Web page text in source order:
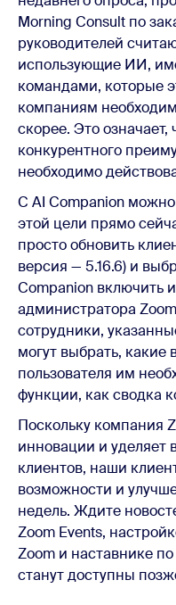
Morning Consult по
руководителей
использующие ИИ,
командами, которые
компаниям
скорее. Это означает,
конкурентного
необходимо
С AI Companion
этой цели прямо
просто обновить
версия — 5.16.6) и
Companion включить
администратора
сотрудники,
могут выбрать,
пользователя им
функции, как сводка
Поскольку компания
инновации и уделяет
клиентов, наши
возможности и
недель. Ждите
Zoom Events,
Zoom и наставнике
станут доступны